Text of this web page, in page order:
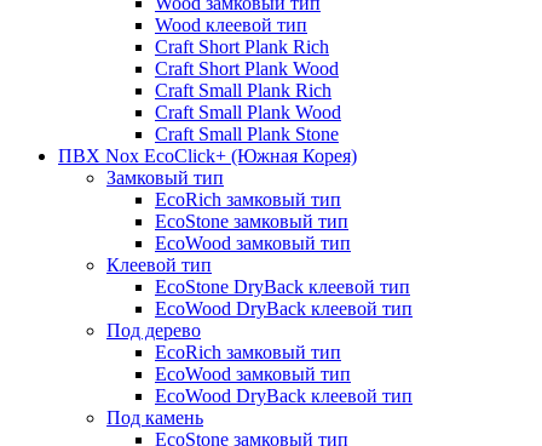
Wood клеевой тип
Craft Short Plank Rich
Craft Short Plank Wood
Craft Small Plank Rich
Craft Small Plank Wood
Craft Small Plank Stone
ПВХ Nox EcoClick+ (Южная Корея)
Замковый тип
EcoRich замковый тип
EcoStone замковый тип
EcoWood замковый тип
Клеевой тип
EcoStone DryBack клеевой тип
EcoWood DryBack клеевой тип
Под дерево
EcoRich замковый тип
EcoWood замковый тип
EcoWood DryBack клеевой тип
Под камень
EcoStone замковый тип